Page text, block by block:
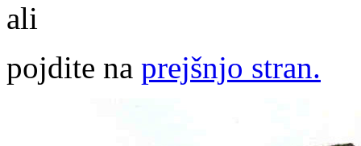
ali
pojdite na prejšnjo stran.